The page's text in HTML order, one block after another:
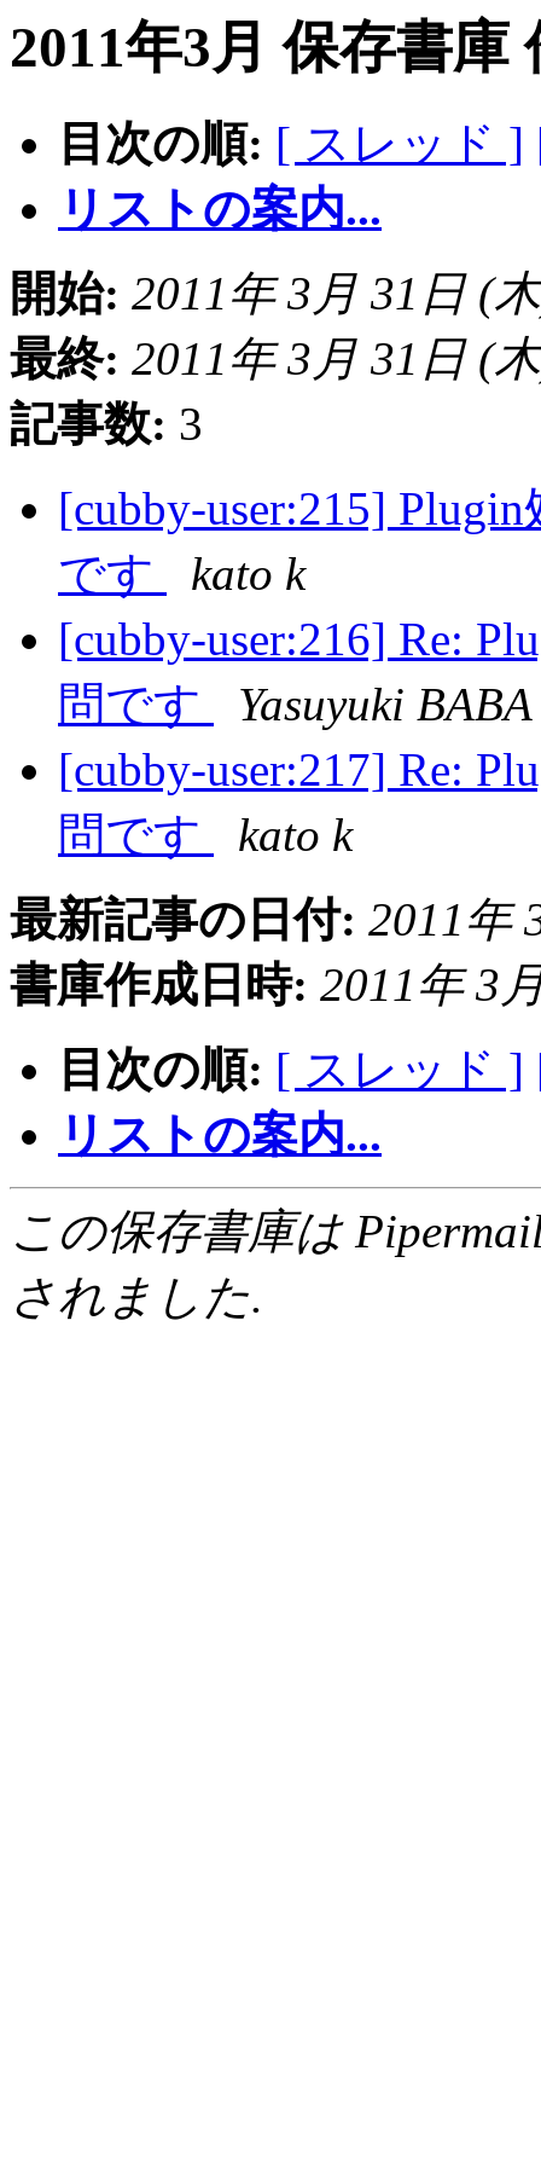
2011年3月 保存書庫
目次の順: [ スレッド ]
リストの案内...
開始: 2011年 3月 31日 (
最終: 2011年 3月 31日 (
記事数: 3
[cubby-user:215]
です
kato k
[cubby-user:216] Re:
問です
Yasuyuki BABA
[cubby-user:217] Re:
問です
kato k
最新記事の日付: 2011年
書庫作成日時: 2011年 3
目次の順: [ スレッド ]
リストの案内...
この保存書庫は
されました.